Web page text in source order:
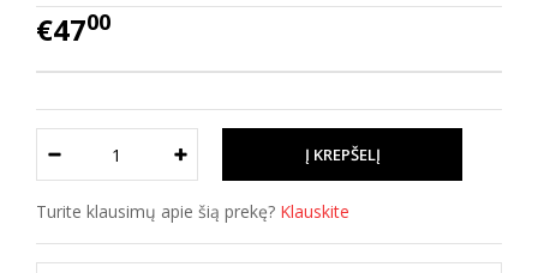
€4700
Turite klausimų apie šią prekę? Klauskite